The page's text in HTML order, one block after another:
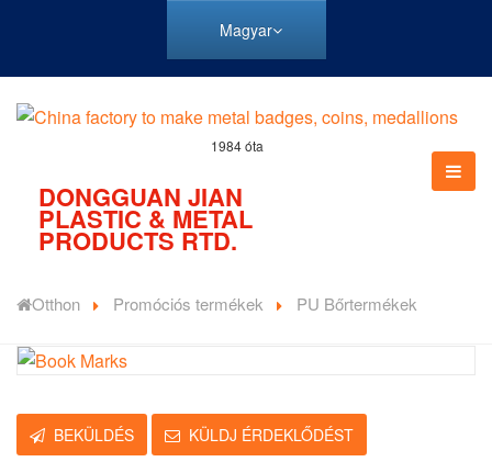
Magyar
1984 óta
DONGGUAN JIAN
PLASTIC & METAL
PRODUCTS RTD.
Otthon Promóciós termékek PU Bőrtermékek
BEKÜLDÉS KÜLDJ ÉRDEKLŐDÉST